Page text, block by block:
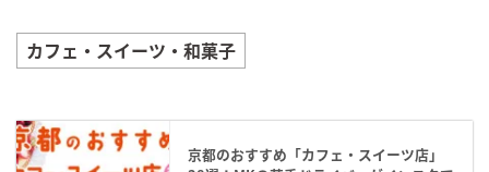
カフェ・スイーツ・和菓子
京都のおすすめ「カフェ・スイーツ店」